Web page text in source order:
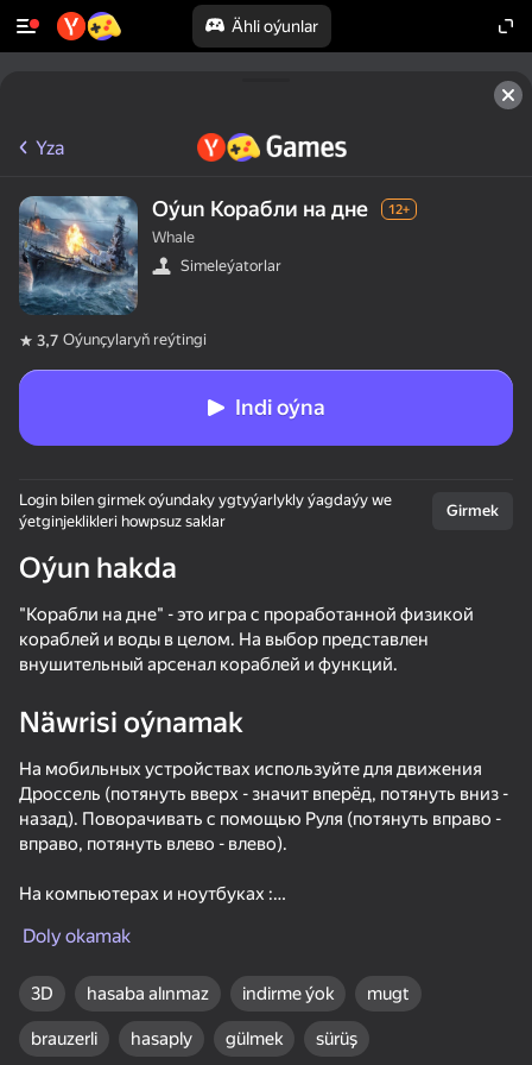
Ähli oýunlar
Bu oýun diňe peýza
ugry goldaýar
Yza
Oýun Корабли на дне 12+
Whale
Simeleýatorlar
3,7 Oýunçylaryň reýtingi
Indi oýna
Login bilen girmek oýundaky ygtyýarlykly ýagdaýy we
ýetginjeklikleri howpsuz saklar
Girmek
Oýun hakda
"Корабли на дне" - это игра с проработанной физикой
кораблей и воды в целом. На выбор представлен
внушительный арсенал кораблей и функций.
Näwrisi oýnamak
На мобильных устройствах используйте для движения
Дроссель (потянуть вверх - значит вперёд, потянуть вниз -
назад). Поворачивать с помощью Руля (потянуть вправо -
вправо, потянуть влево - влево).
На компьютерах и ноутбуках :
A, D - Руль (Поворот Влево, Вправо).
V - Смена корабля.
C - Смена камеры.
Средняя кнопка мыши - перетаскивание камеры
Doly okamak
3D hasaba alınmaz indirme ýok mugt
brauzerli hasaply gülmek sürüş